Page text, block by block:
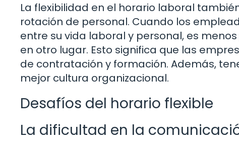
La flexibilidad en el horario laboral
rotación de personal. Cuando los
entre su vida laboral y personal, es
en otro lugar. Esto significa que las
de contratación y formación. Además,
mejor cultura organizacional.
Desafíos del horario flexible
La dificultad en la